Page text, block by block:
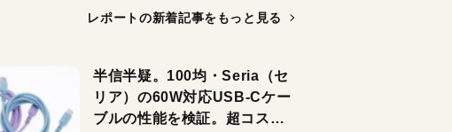
レポートの新着記事をもっと見る
半信半疑。100均・Seria（セ
リア）の60W対応USB-Cケー
ブルの性能を検証。超コスパ